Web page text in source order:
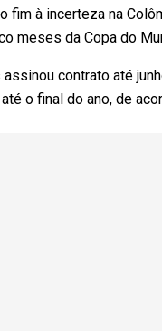
fim à incerteza na
meses da Copa do
contrato até
o final do ano, de